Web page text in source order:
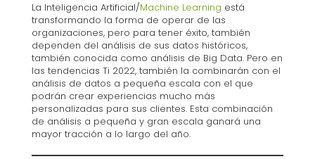
La Inteligencia Artificial/Machine Learning está
transformando la forma de operar de las
organizaciones, pero para tener éxito, también
dependen del análisis de sus datos históricos,
también conocida como análisis de Big Data. Pero en
las tendencias Ti 2022, también la combinarán con el
análisis de datos a pequeña escala con el que
podrán crear experiencias mucho más
personalizadas para sus clientes. Esta combinación
de análisis a pequeña y gran escala ganará una
mayor tracción a lo largo del año.